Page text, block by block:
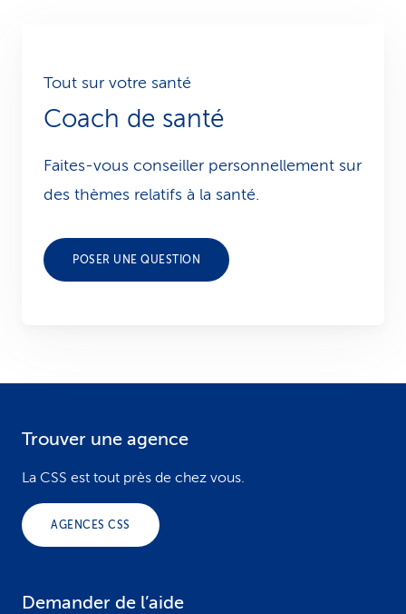
Tout sur votre santé
Coach de santé
Faites-vous conseiller personnellement sur
des thèmes relatifs à la santé.
POSER UNE QUESTION
Trouver une agence
La CSS est tout près de chez vous.
AGENCES CSS
Demander de l’aide